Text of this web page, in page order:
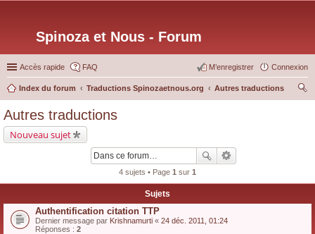
Spinoza et Nous - Forum
Accès rapide FAQ Connexion
M’enregistrer
Index du forum Traductions Spinozaetnous.org
Autres traductions
Autres traductions
Nouveau sujet
4 sujets • Page 1 sur 1
Sujets
Authentification citation TTP
Dernier message par Krishnamurti « 24 déc. 2011, 01:24
Réponses : 2